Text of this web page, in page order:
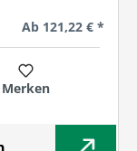
Regulärer Preis:
Ab 121,22 € *
Merken